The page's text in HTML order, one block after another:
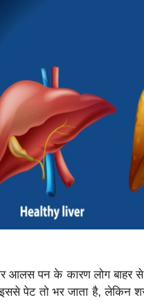
पन के कारण लोग बाहर से
पेट तो भर जाता है, लेकिन